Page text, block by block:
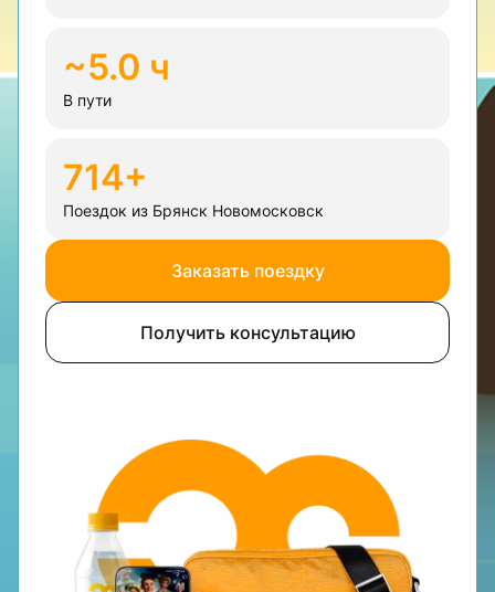
~5.0 ч
В пути
714+
Поездок из Брянск Новомосковск
Заказать поездку
Получить консультацию